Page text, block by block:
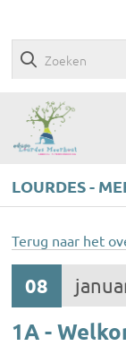
LOURDES -
Terug naar het
08
1A -